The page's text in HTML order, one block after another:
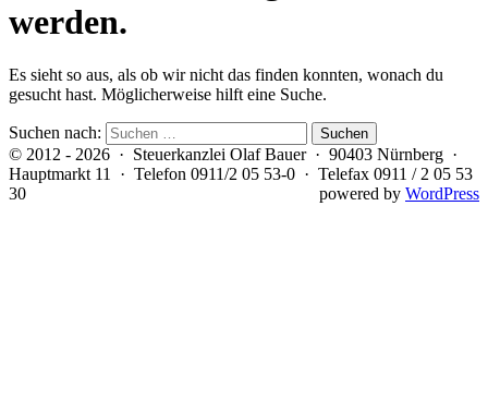
werden.
Es sieht so aus, als ob wir nicht das finden konnten, wonach du
gesucht hast. Möglicherweise hilft eine Suche.
Suchen nach:
© 2012 - 2026 · Steuerkanzlei Olaf Bauer · 90403 Nürnberg ·
Hauptmarkt 11 · Telefon 0911/2 05 53-0 · Telefax 0911 / 2 05 53
30
powered by WordPress